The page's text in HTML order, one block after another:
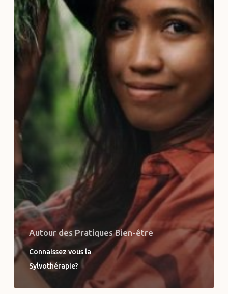
Autour des Pratiques Bien-être
Connaissez vous la
Sylvothérapie?